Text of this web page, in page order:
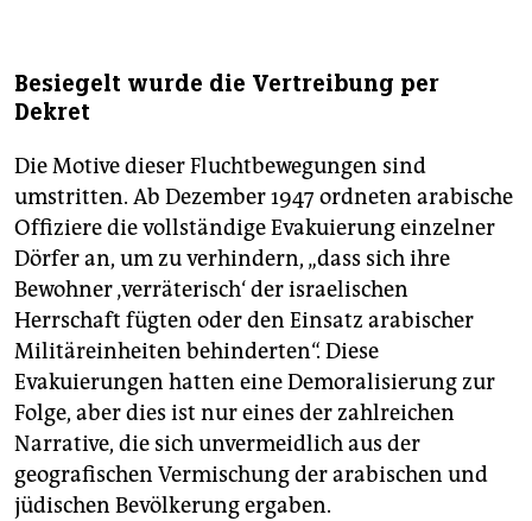
Besiegelt wurde die Vertreibung per
Dekret
Die Motive dieser Fluchtbewegungen sind
umstritten. Ab Dezember 1947 ordneten arabische
Offiziere die vollständige Evakuierung einzelner
Dörfer an, um zu verhindern, „dass sich ihre
Bewohner ‚verräterisch‘ der israelischen
Herrschaft fügten oder den Einsatz arabischer
Militäreinheiten behinderten“. Diese
Evakuierungen hatten eine Demoralisierung zur
Folge, aber dies ist nur eines der zahlreichen
Narrative, die sich unvermeidlich aus der
geografischen Vermischung der arabischen und
jüdischen Bevölkerung ergaben.